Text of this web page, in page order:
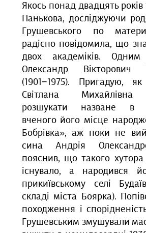
Якось понад двадцять років
Панькова, досліджуючи
Грушевського по
радісно повідомила, що
двох академіків.
Олександр
Вікторович
(1901−1975). Пригадую,
Світлана Михайлівна
розшукати назване в
вченого його місце
Бобрівка», аж поки не
сина Андрія
пояснив, що такого хутора
існувало, а народився
прикиївському селі
складі міста Боярка).
походження і
Грушевським змушували